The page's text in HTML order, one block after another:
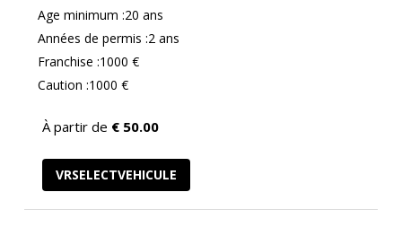
Age minimum :20 ans
Années de permis :2 ans
Franchise :1000 €
Caution :1000 €
À partir de € 50.00
VRSELECTVEHICULE